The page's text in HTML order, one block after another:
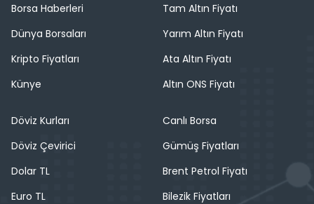
Borsa Haberleri
Dünya Borsaları
Kripto Fiyatları
Künye
Tam Altın Fiyatı
Yarım Altın Fiyatı
Ata Altın Fiyatı
Altın ONS Fiyatı
Döviz Kurları
Döviz Çevirici
Dolar TL
Euro TL
Canlı Borsa
Gümüş Fiyatları
Brent Petrol Fiyatı
Bilezik Fiyatları